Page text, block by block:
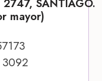
2747, SANTIAGO.
mayor)